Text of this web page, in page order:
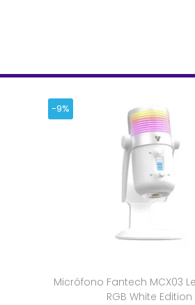
-9%
Micrófono Fantech MCX03
RGB White Edition